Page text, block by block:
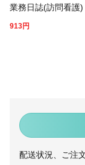
配送状況、ご注
業務日誌(訪問看護)
913円